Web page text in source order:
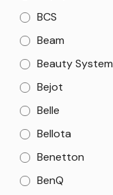
BCS
Beam
Beauty System
Bejot
Belle
Bellota
Benetton
BenQ